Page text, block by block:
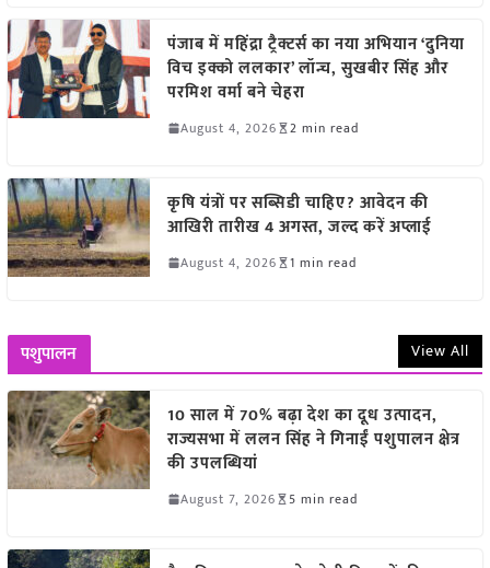
पंजाब में महिंद्रा ट्रैक्टर्स का नया अभियान ‘दुनिया
विच इक्को ललकार’ लॉन्च, सुखबीर सिंह और
परमिश वर्मा बने चेहरा
August 4, 2026 2 min read
कृषि यंत्रों पर सब्सिडी चाहिए? आवेदन की
आखिरी तारीख 4 अगस्त, जल्द करें अप्लाई
August 4, 2026 1 min read
पशुपालन View All
10 साल में 70% बढ़ा देश का दूध उत्पादन,
राज्यसभा में ललन सिंह ने गिनाईं पशुपालन क्षेत्र
की उपलब्धियां
August 7, 2026 5 min read